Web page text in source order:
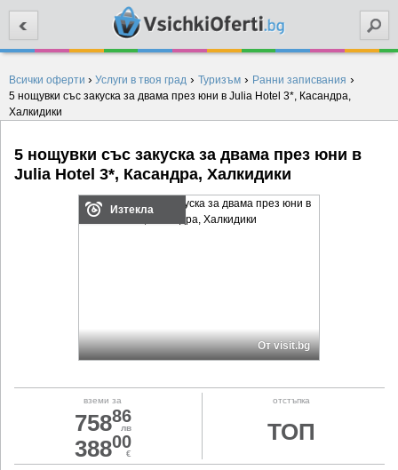
Всички оферти › Услуги в твоя град › Туризъм › Ранни записвания ›
5 нощувки със закуска за двама през юни в Julia Hotel 3*, Касандра,
Халкидики
5 нощувки със закуска за двама през юни в
Julia Hotel 3*, Касандра, Халкидики
Изтекла
От visit.bg
вземи за
75886
лв
38800
€
отстъпка
ТОП